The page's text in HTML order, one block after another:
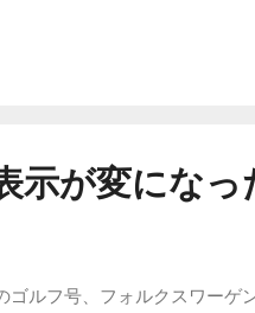
東近辺の「道の駅」には立
マップにプロットしてみま
示が変になっ
ゴルフ号、フォルクスワーゲ